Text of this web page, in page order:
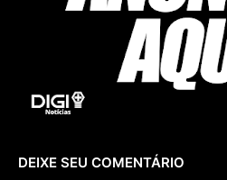
DEIXE SEU COMENTÁRIO